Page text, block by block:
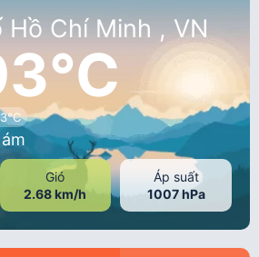
Hồ Chí Minh , VN
Gió
2.68 km/h
Áp suất
1007 hPa